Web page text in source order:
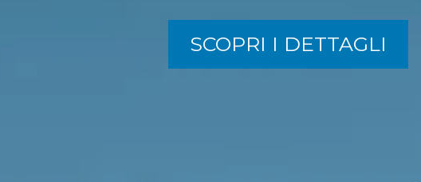
SCOPRI I DETTAGLI